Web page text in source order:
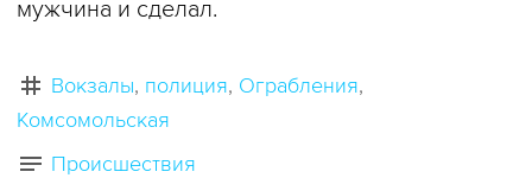
мужчина и сделал.
Вокзалы полиция Ограбления
Комсомольская
Происшествия